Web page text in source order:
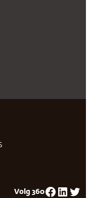
Volg 360Facebook LinkedIn Twitter